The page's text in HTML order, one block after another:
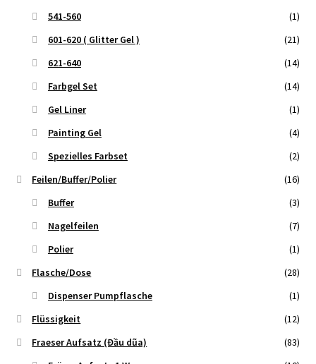
541-560
(1)
601-620 ( Glitter Gel )
(21)
621-640
(14)
Farbgel Set
(14)
Gel Liner
(1)
Painting Gel
(4)
Spezielles Farbset
(2)
Feilen/Buffer/Polier
(16)
Buffer
(3)
Nagelfeilen
(7)
Polier
(1)
Flasche/Dose
(28)
Dispenser Pumpflasche
(1)
Flüssigkeit
(12)
Fraeser Aufsatz (Đầu dũa)
(83)